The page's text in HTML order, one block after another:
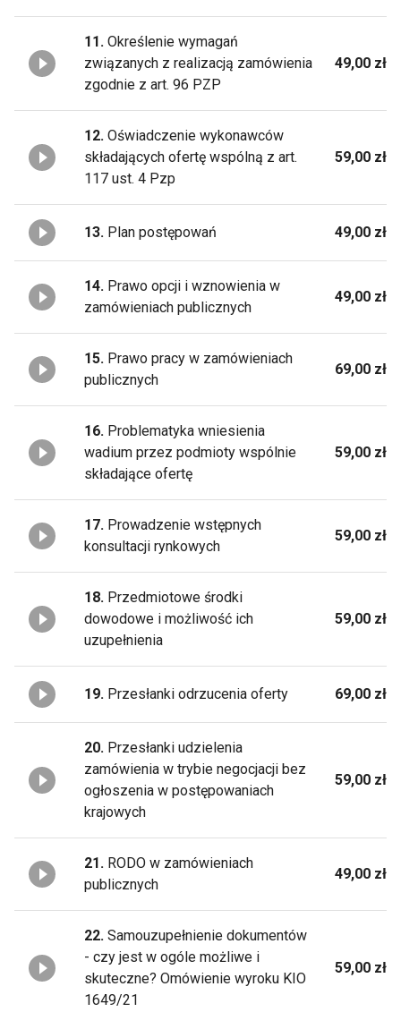
11. Określenie wymagań
związanych z realizacją zamówienia
zgodnie z art. 96 PZP
49,00 zł
12. Oświadczenie wykonawców
składających ofertę wspólną z art.
117 ust. 4 Pzp
59,00 zł
13. Plan postępowań 49,00 zł
14. Prawo opcji i wznowienia w
zamówieniach publicznych
49,00 zł
15. Prawo pracy w zamówieniach
publicznych
69,00 zł
16. Problematyka wniesienia
wadium przez podmioty wspólnie
składające ofertę
59,00 zł
17. Prowadzenie wstępnych
konsultacji rynkowych
59,00 zł
18. Przedmiotowe środki
dowodowe i możliwość ich
uzupełnienia
59,00 zł
19. Przesłanki odrzucenia oferty 69,00 zł
20. Przesłanki udzielenia
zamówienia w trybie negocjacji bez
ogłoszenia w postępowaniach
krajowych
59,00 zł
21. RODO w zamówieniach
publicznych
49,00 zł
22. Samouzupełnienie dokumentów
- czy jest w ogóle możliwe i
skuteczne? Omówienie wyroku KIO
1649/21
59,00 zł